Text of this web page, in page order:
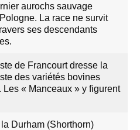
aurochs sauvage
La race ne survit
ses descendants
de Francourt dresse la
des variétés bovines
Les « Manceaux » y figurent
Durham (Shorthorn)